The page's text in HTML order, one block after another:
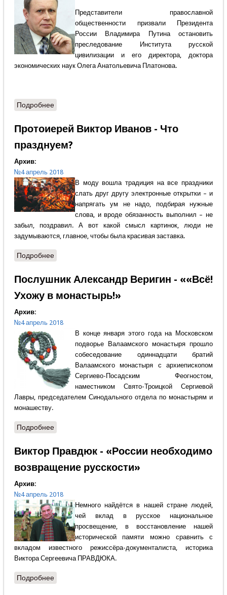
Представители православной
общественности призвали Президента
России Владимира Путина остановить
преследование Института русской
цивилизации и его директора, доктора
экономических наук Олега Анатольевича Платонова.
Подробнеео В защиту Олега Платонова
Протоиерей Виктор Иванов - Что
празднуем?
Архив:
№4 апрель 2018
В моду вошла традиция на все праздники
слать друг другу электронные открытки – и
напрягать ум не надо, подбирая нужные
слова, и вроде обязанность выполнил – не
забыл, поздравил. А вот какой смысл картинок, люди не
задумываются, главное, чтобы была красивая заставка.
Подробнеео Протоиерей Виктор Иванов - Что празднуем?
Послушник Александр Веригин - ««Всё!
Ухожу в монастырь!»
Архив:
№4 апрель 2018
В конце января этого года на Московском
подворье Валаамского монастыря прошло
собеседование одиннадцати братий
Валаамского монастыря с архиепископом
Сергиево-Посадским Феогностом,
наместником Свято-Троицкой Сергиевой
Лавры, председателем Синодального отдела по монастырям и
монашеству.
Подробнеео Послушник Александр Веригин - ««Всё! Ухожу в
Виктор Правдюк - «России необходимо
возвращение русскости»
Архив:
№4 апрель 2018
Немного найдётся в нашей стране людей,
чей вклад в русское национальное
просвещение, в восстановление нашей
исторической памяти можно сравнить с
вкладом известного режиссёра-документалиста, историка
Виктора Сергеевича ПРАВДЮКА.
Подробнеео Виктор Правдюк - «России необходимо